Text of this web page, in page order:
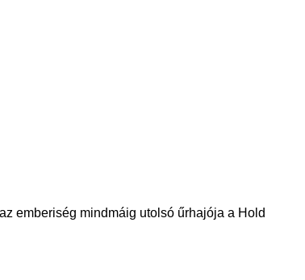
emberiség mindmáig utolsó űrhajója a Hold